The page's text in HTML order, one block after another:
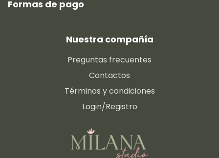
Formas de pago
Nuestra compañía
Preguntas frecuentes
Contactos
Términos y condiciones
Login/Registro